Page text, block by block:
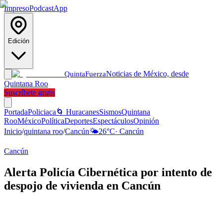
ImpresoPodcastApp
Edición
QuintaFuerzaNoticias de México, desde
Quintana Roo
Suscríbete gratis
PortadaPoliciaca 🌀 HuracanesSismosQuintana
RooMéxicoPolíticaDeportesEspectáculosOpinión
Inicio/quintana roo/Cancún🌤️26°C· Cancún
Cancún
Alerta Policía Cibernética por intento de
despojo de vivienda en Cancún